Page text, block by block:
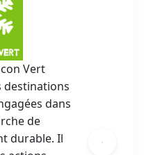
Vert
destinations
dans
de
durable. Il